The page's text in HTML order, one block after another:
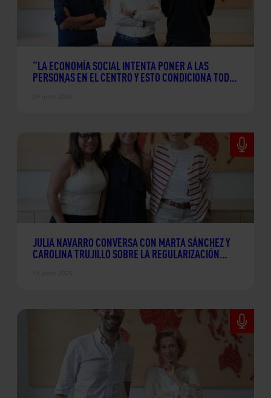
“LA ECONOMÍA SOCIAL INTENTA PONER A LAS
PERSONAS EN EL CENTRO Y ESTO CONDICIONA TODO
JULIA NAVARRO CONVERSA CON MARTA SÁNCHEZ Y
CAROLINA TRUJILLO SOBRE LA REGULARIZACIÓN